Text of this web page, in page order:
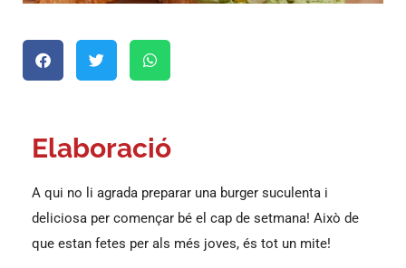
Elaboració
A qui no li agrada preparar una burger suculenta i
deliciosa per començar bé el cap de setmana! Això de
que estan fetes per als més joves, és tot un mite!